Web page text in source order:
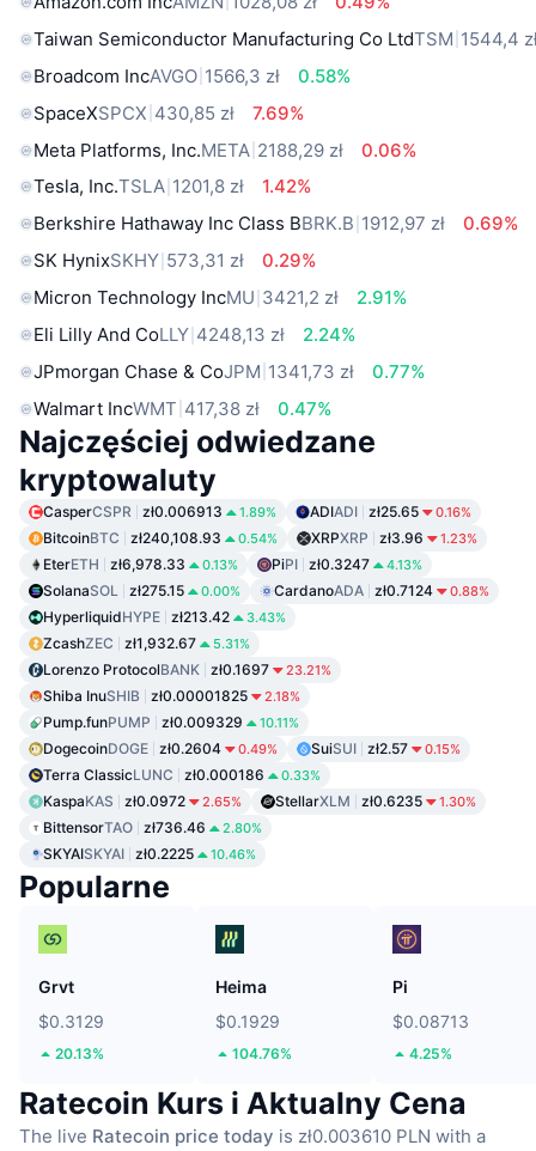
Taiwan Semiconductor Manufacturing Co LtdTSM 1544,4
Broadcom IncAVGO 1566,3 zł
0.58%
SpaceXSPCX 430,85 zł
7.69%
Meta Platforms, Inc.META 2188,29 zł
0.06%
Tesla, Inc.TSLA 1201,8 zł
1.42%
Berkshire Hathaway Inc Class BBRK.B 1912,97 zł
0.69%
SK HynixSKHY 573,31 zł
0.29%
Micron Technology IncMU 3421,2 zł
2.91%
Eli Lilly And CoLLY 4248,13 zł
2.24%
JPmorgan Chase & CoJPM 1341,73 zł
0.77%
Walmart IncWMT 417,38 zł 0.47%
Najczęściej odwiedzane
kryptowaluty
CasperCSPR zł0.006913 1.89% ADIADI zł25.65 0.16%
BitcoinBTC zł240,108.93 0.54% XRPXRP zł3.96 1.23%
EterETH zł6,978.33 0.13% PiPI zł0.3247 4.13%
SolanaSOL zł275.15 0.00% CardanoADA zł0.7124 0.88%
HyperliquidHYPE zł213.42 3.43%
ZcashZEC zł1,932.67 5.31%
Lorenzo ProtocolBANK zł0.1697 23.21%
Shiba InuSHIB zł0.00001825 2.18%
Pump.funPUMP zł0.009329 10.11%
DogecoinDOGE zł0.2604 0.49% SuiSUI zł2.57 0.15%
Terra ClassicLUNC zł0.000186 0.33%
KaspaKAS zł0.0972 2.65% StellarXLM zł0.6235 1.30%
BittensorTAO zł736.46 2.80%
SKYAISKYAI zł0.2225 10.46%
Popularne
Grvt
$0.3129
20.13%
Heima
$0.1929
104.76%
Pi
$0.08713
4.25%
Ratecoin Kurs i Aktualny Cena
The live Ratecoin price today is zł0.003610 PLN with a